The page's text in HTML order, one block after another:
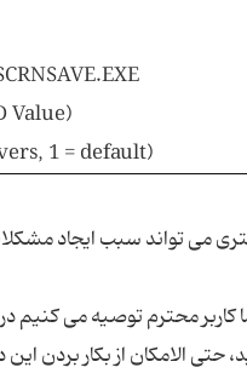
Value)
1 = default)
می تواند سبب ایجاد
کاربر محترم توصیه می کنیم
حتی الامکان از بکار